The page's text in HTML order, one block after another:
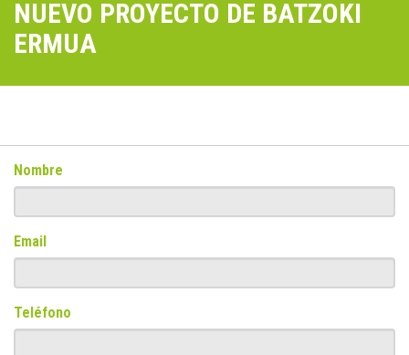
NUEVO PROYECTO DE BATZOKI
ERMUA
Nombre
Email
Teléfono